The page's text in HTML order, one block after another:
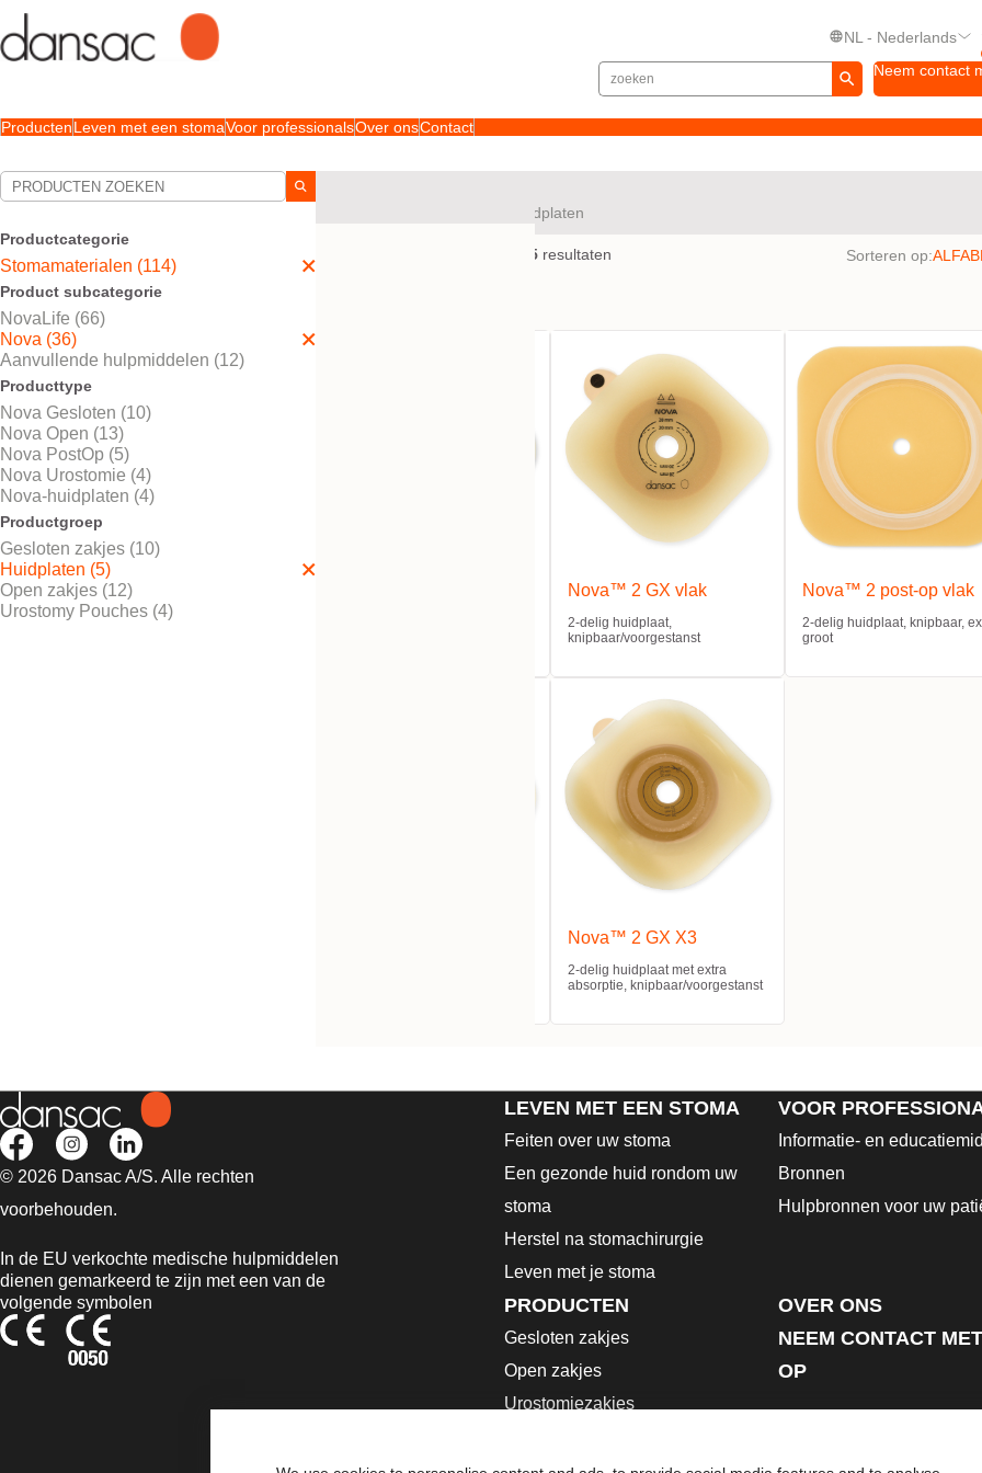
NL - Nederlands
Neem contact
ProductenLeven met een stomaVoor professionalsOver onsContact
Productcategorie
Stomamaterialen (114)
Product subcategorie
NovaLife (66)
Nova (36)
Aanvullende hulpmiddelen (12)
Producttype
Nova Gesloten (10)
Nova Open (13)
Nova PostOp (5)
Nova Urostomie (4)
Nova-huidplaten (4)
Productgroep
Gesloten zakjes (10)
Huidplaten (5)
Open zakjes (12)
Urostomy Pouches (4)
Huidplaten
5 resultaten Sorteren op:
Nova™ 2 GX vlak
2-delig huidplaat,
knipbaar/voorgestanst
Nova™ 2 post-op vlak
2-delig huidplaat, knipbaar,
groot
Nova™ 2 GX X3
2-delig huidplaat met extra
absorptie, knipbaar/voorgestanst
© 2026 Dansac A/S. Alle rechten
voorbehouden.
In de EU verkochte medische hulpmiddelen
dienen gemarkeerd te zijn met een van de
volgende symbolen
LEVEN MET EEN STOMA
Feiten over uw stoma
Een gezonde huid rondom uw
stoma
Herstel na stomachirurgie
Leven met je stoma
VOOR
Informatie- en
Bronnen
Hulpbronnen voor uw
PRODUCTEN
Gesloten zakjes
Open zakjes
Urostomiezakjes
OVER ONS
NEEM CONTACT
OP